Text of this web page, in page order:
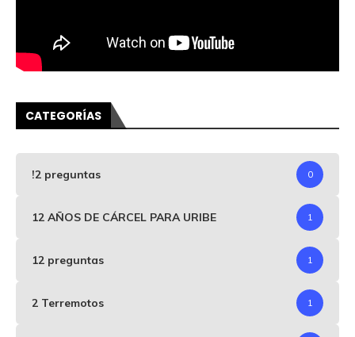
CATEGORÍAS
!2 preguntas 0
12 AÑOS DE CÁRCEL PARA URIBE 1
12 preguntas 1
2 Terremotos 1